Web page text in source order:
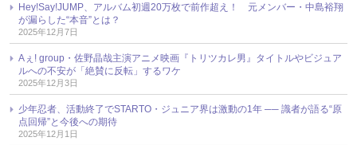
Hey!Say!JUMP、アルバム初週20万枚で前作超え！ 元メンバー・中島裕翔
が漏らした“本音”とは？
2025年12月7日
Aぇ! group・佐野晶哉主演アニメ映画『トリツカレ男』タイトルやビジュア
ルへの不安が「絶賛に反転」するワケ
2025年12月3日
少年忍者、活動終了でSTARTO・ジュニア界は激動の1年 ── 識者が語る“原
点回帰”と今後への期待
2025年12月1日